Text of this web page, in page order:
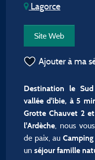
Lagorce
Site Web
Ajouter à ma
Destination le
vallée d'ibie, à 5
Grotte Chauvet 2
l'Ardèche, nous
de paix, auCamping
un séjour famille